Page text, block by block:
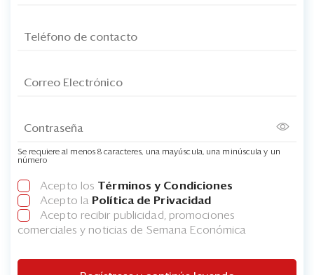
Se requiere al menos 8 caracteres, una mayúscula, una minúscula y un
número
Acepto los Términos y Condiciones
Acepto la Política de Privacidad
Acepto recibir publicidad, promociones
comerciales y noticias de Semana Económica